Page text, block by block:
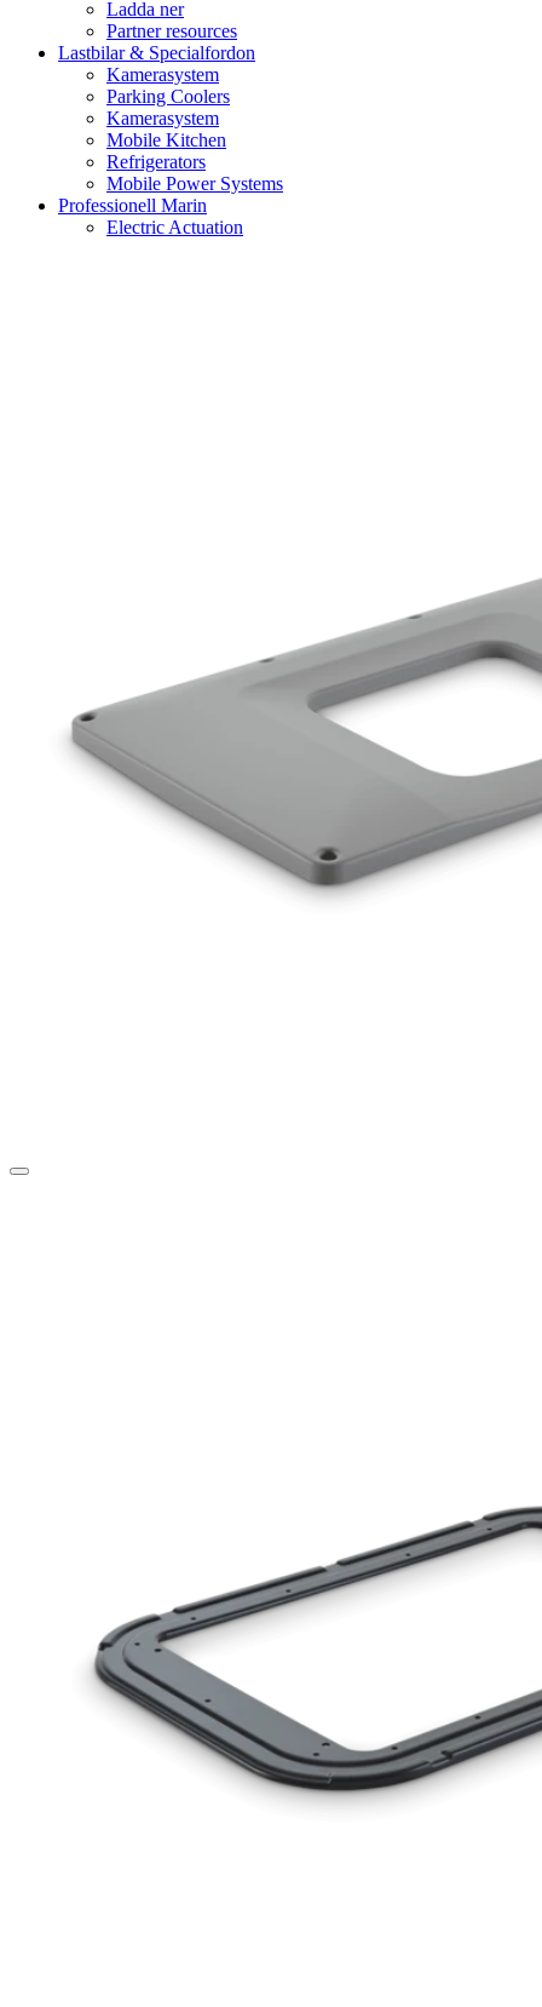
Ladda ner
Partner resources
Lastbilar & Specialfordon
Kamerasystem
Parking Coolers
Kamerasystem
Mobile Kitchen
Refrigerators
Mobile Power Systems
Professionell Marin
Electric Actuation